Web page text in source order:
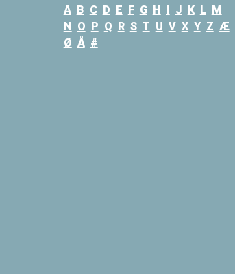
A B C D E F G H J K L M
N
O P Q R S T U V X Y Z Æ
Ø Å #